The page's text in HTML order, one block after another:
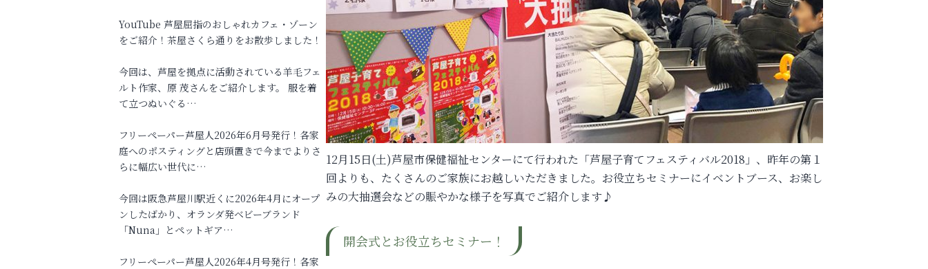
12月15日(土)芦屋市保健福祉センターにて行われた「芦屋子育てフェスティバル2018」、昨年の第１
回よりも、たくさんのご家族にお越しいただきました。お役立ちセミナーにイベントブース、お楽し
みの大抽選会などの賑やかな様子を写真でご紹介します♪
開会式とお役立ちセミナー！
YouTube 芦屋屈指のおしゃれカフェ・ゾーン
をご紹介！茶屋さくら通りをお散歩しました！
今回は、芦屋を拠点に活動されている羊毛フェ
ルト作家、原 茂さんをご紹介します。 服を着
て立つぬいぐる…
フリーペーパー芦屋人2026年6月号発行！各家
庭へのポスティングと店頭置きで今までよりさ
らに幅広い世代に…
今回は阪急芦屋川駅近くに2026年4月にオープ
ンしたばかり、オランダ発ベビーブランド
「Nuna」とペットギア…
フリーペーパー芦屋人2026年4月号発行！各家